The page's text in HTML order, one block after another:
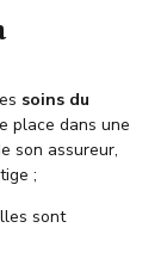
soins du
place dans une
son assureur,
;
sont